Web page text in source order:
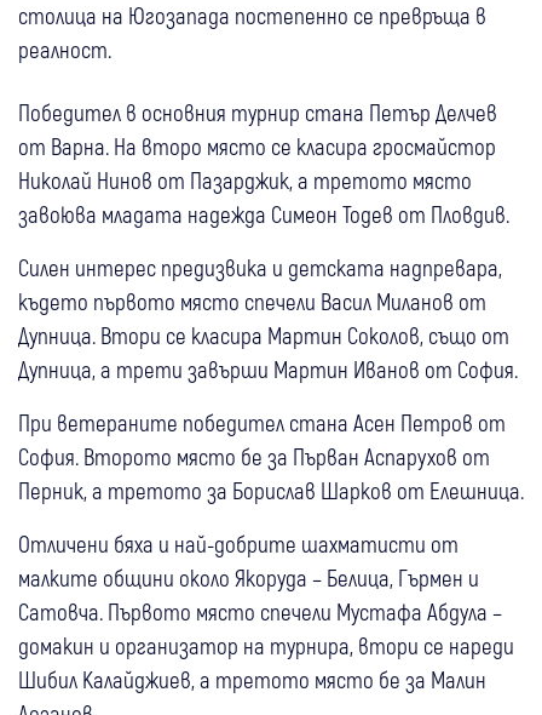
столица на Югозапада постепенно се превръща в
реалност.
Победител в основния турнир стана Петър Делчев
от Варна. На второ място се класира гросмайстор
Николай Нинов от Пазарджик, а третото място
завоюва младата надежда Симеон Тодев от Пловдив.
Силен интерес предизвика и детската надпревара,
където първото място спечели Васил Миланов от
Дупница. Втори се класира Мартин Соколов, също от
Дупница, а трети завърши Мартин Иванов от София.
При ветераните победител стана Асен Петров от
София. Второто място бе за Първан Аспарухов от
Перник, а третото за Борислав Шарков от Елешница.
Отличени бяха и най-добрите шахматисти от
малките общини около Якоруда – Белица, Гърмен и
Сатовча. Първото място спечели Мустафа Абдула –
домакин и организатор на турнира, втори се нареди
Шибил Калайджиев, а третото място бе за Малин